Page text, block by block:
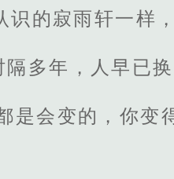
识的寂雨轩一样
隔多年，人早已
是会变的，你变